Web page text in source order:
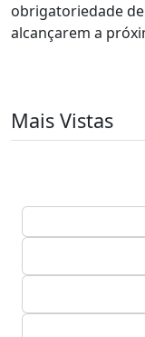
obrigatoriedade
alcançarem a
Mais Vistas